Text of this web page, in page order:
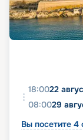
18:0022
08:0029
Вы посетите 4